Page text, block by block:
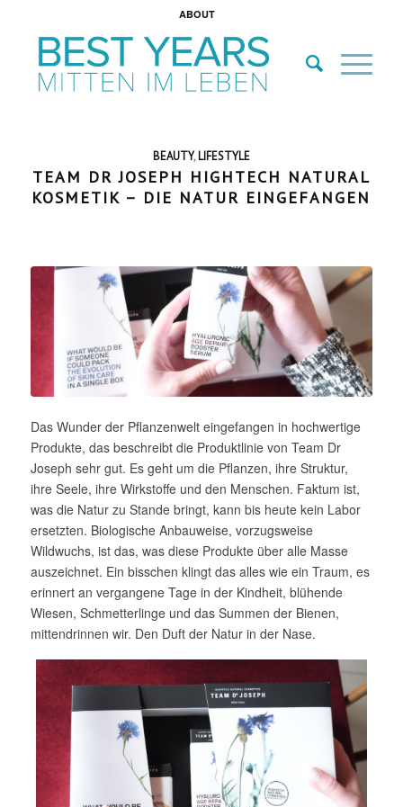
ABOUT
BEAUTY, LIFESTYLE
TEAM DR JOSEPH HIGHTECH NATURAL
KOSMETIK – DIE NATUR EINGEFANGEN
Das Wunder der Pflanzenwelt eingefangen in hochwertige
Produkte, das beschreibt die Produktlinie von Team Dr
Joseph sehr gut. Es geht um die Pflanzen, ihre Struktur,
ihre Seele, ihre Wirkstoffe und den Menschen. Faktum ist,
was die Natur zu Stande bringt, kann bis heute kein Labor
ersetzten. Biologische Anbauweise, vorzugsweise
Wildwuchs, ist das, was diese Produkte über alle Masse
auszeichnet. Ein bisschen klingt das alles wie ein Traum, es
erinnert an vergangene Tage in der Kindheit, blühende
Wiesen, Schmetterlinge und das Summen der Bienen,
mittendrinnen wir. Den Duft der Natur in der Nase.